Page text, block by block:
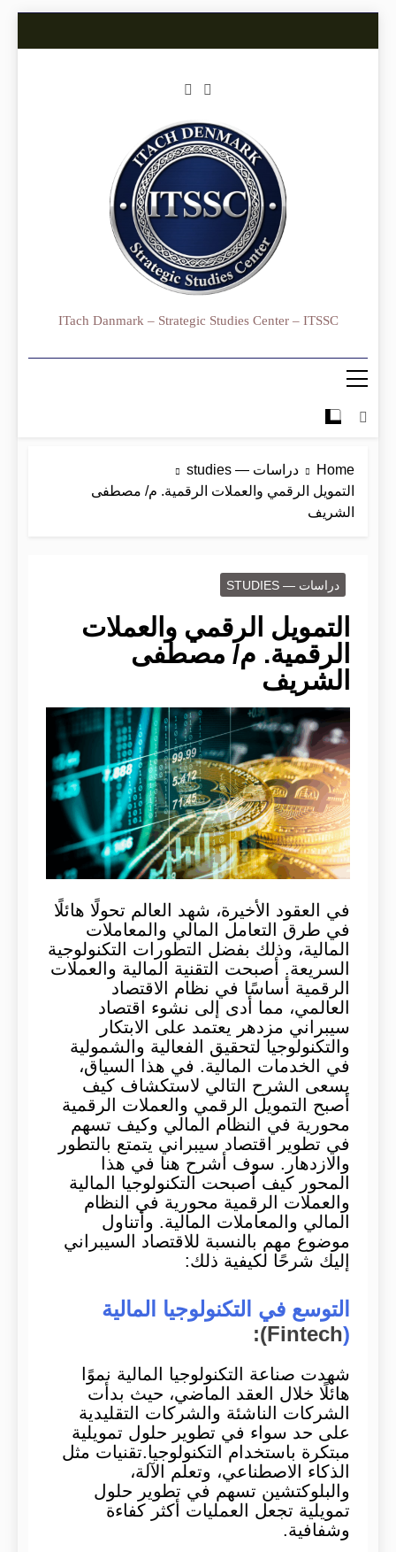
ITach Danmark – Strategic Studies Center – ITSSC
Home
دراسات — studies
التمويل الرقمي والعملات الرقمية. م/ مصطفى
الشريف
دراسات — STUDIES
التمويل الرقمي والعملات
الرقمية. م/ مصطفى
الشريف
في العقود الأخيرة، شهد العالم تحولًا هائلًا
في طرق التعامل المالي والمعاملات
المالية، وذلك بفضل التطورات التكنولوجية
السريعة. أصبحت التقنية المالية والعملات
الرقمية أساسًا في نظام الاقتصاد
العالمي، مما أدى إلى نشوء اقتصاد
سيبراني مزدهر يعتمد على الابتكار
والتكنولوجيا لتحقيق الفعالية والشمولية
في الخدمات المالية. في هذا السياق،
يسعى الشرح التالي لاستكشاف كيف
أصبح التمويل الرقمي والعملات الرقمية
محورية في النظام المالي وكيف تسهم
في تطوير اقتصاد سيبراني يتمتع بالتطور
والازدهار. سوف أشرح هنا في هذا
المحور كيف أصبحت التكنولوجيا المالية
والعملات الرقمية محورية في النظام
المالي والمعاملات المالية. وأتناول
موضوع مهم بالنسبة للاقتصاد السيبراني
إليك شرحًا لكيفية ذلك:
التوسع في التكنولوجيا المالية
(
Fintech):
شهدت صناعة التكنولوجيا المالية نموًا
هائلًا خلال العقد الماضي، حيث بدأت
الشركات الناشئة والشركات التقليدية
على حد سواء في تطوير حلول تمويلية
مبتكرة باستخدام التكنولوجيا.تقنيات مثل
الذكاء الاصطناعي، وتعلم الآلة،
والبلوكتشين تسهم في تطوير حلول
تمويلية تجعل العمليات أكثر كفاءة
وشفافية.